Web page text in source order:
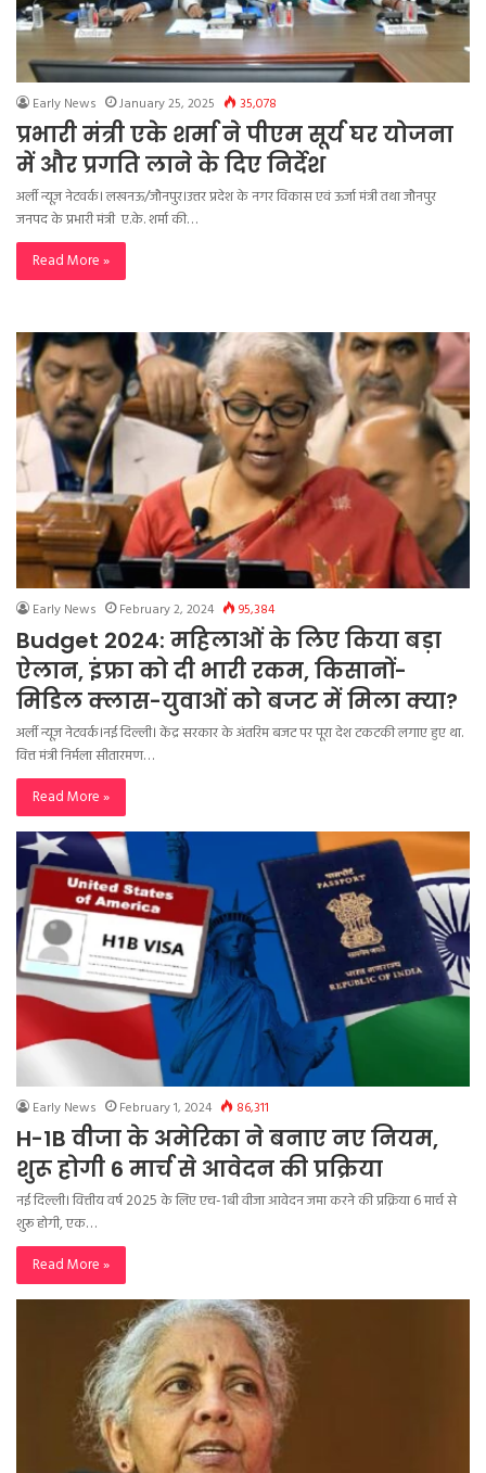
Early News January 25, 2025 35,078
प्रभारी मंत्री एके शर्मा ने पीएम सूर्य घर योजना
में और प्रगति लाने के दिए निर्देश
अर्ली न्यूज़ नेटवर्क। लखनऊ/जौनपुर।उत्तर प्रदेश के नगर विकास एवं ऊर्जा मंत्री तथा जौनपुर
जनपद के प्रभारी मंत्री ए.के. शर्मा की…
Read More »
Early News February 2, 2024 95,384
Budget 2024: महिलाओं के लिए किया बड़ा
ऐलान, इंफ्रा को दी भारी रकम, किसानों-
मिडिल क्लास-युवाओं को बजट में मिला क्या?
अर्ली न्यूज़ नेटवर्क।नई दिल्ली। केंद्र सरकार के अंतरिम बजट पर पूरा देश टकटकी लगाए हुए था.
वित्त मंत्री निर्मला सीतारमण…
Read More »
Early News February 1, 2024 86,311
H-1B वीजा के अमेरिका ने बनाए नए नियम,
शुरू होगी 6 मार्च से आवेदन की प्रक्रिया
नई दिल्ली। वित्तीय वर्ष 2025 के लिए एच-1बी वीजा आवेदन जमा करने की प्रक्रिया 6 मार्च से
शुरू होगी, एक…
Read More »